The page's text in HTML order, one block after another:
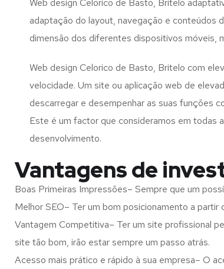
Web design Celorico de Basto, Britelo
adaptação do layout, navegação e conteúdos
dimensão dos diferentes dispositivos móveis,
Web design Celorico de Basto, Britelo com
velocidade. Um site ou aplicação web de
descarregar e desempenhar as suas funções
Este é um factor que consideramos em todas
desenvolvimento.
Vantagens de
Boas Primeiras Impressões– Sempre que um
Melhor SEO– Ter um bom posicionamento a
Vantagem Competitiva– Ter um site profissional
site tão bom, irão estar sempre um passo atrás.
Acesso mais prático e rápido à sua empresa– O